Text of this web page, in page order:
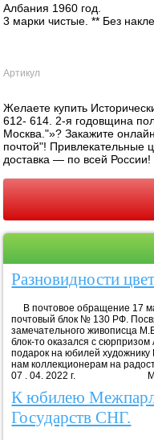
Албания 1960 год.
3 марки чистые. ** Без
Артикул
Желаете купить
612- 614. 2-я годовщина
Москва."»? Закажите
почтой"! Привлекательные
доставка — по всей России!
Разновидности
В почтовое обращение 17
почтовый блок № 130 РФ.
замечательного живописца
блок-то оказался с
подарок на юбилей
нам
07 . 04. 2022 г.
К юбилею
Государств СНГ.